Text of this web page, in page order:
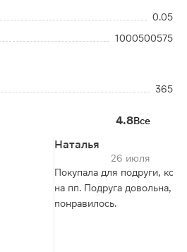
0.05
1000500575
365
4.8Все
Наталья
26 июля
Покупала для подруги,
на пп. Подруга довольна,
понравилось.